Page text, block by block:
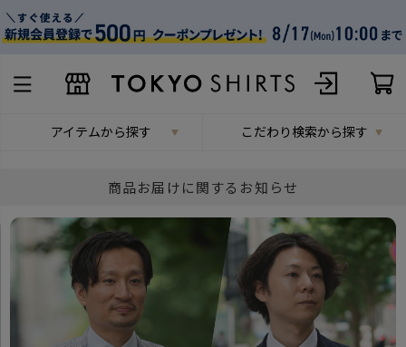
アイテムから探す こだわり検索から探す
商品お届けに関するお知らせ